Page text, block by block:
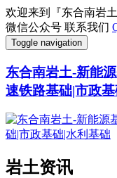
欢迎来到『东合南岩
微信公众号 联系我们
Toggle navigation
东合南岩土-新能
速铁路基础|市政
岩土资讯